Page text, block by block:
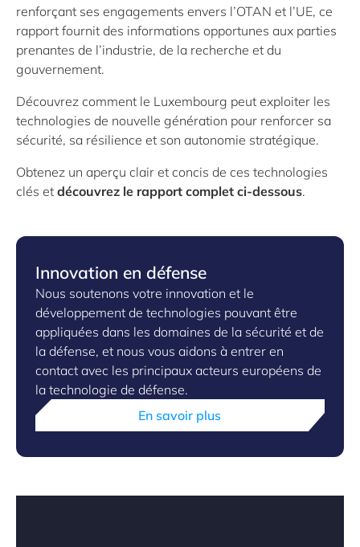
renforçant ses engagements envers l’OTAN et l’UE, ce
rapport fournit des informations opportunes aux parties
prenantes de l’industrie, de la recherche et du
gouvernement.
Découvrez comment le Luxembourg peut exploiter les
technologies de nouvelle génération pour renforcer sa
sécurité, sa résilience et son autonomie stratégique.
Obtenez un aperçu clair et concis de ces technologies
clés et découvrez le rapport complet ci-dessous.
Innovation en défense
Nous soutenons votre innovation et le
développement de technologies pouvant être
appliquées dans les domaines de la sécurité et de
la défense, et nous vous aidons à entrer en
contact avec les principaux acteurs européens de
la technologie de défense.
En savoir plus